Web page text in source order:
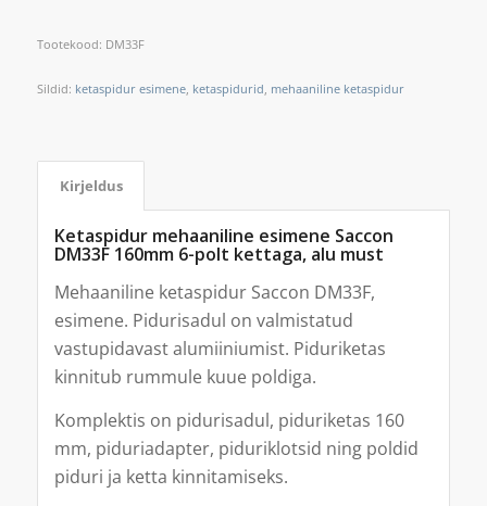
Tootekood: DM33F
Sildid: ketaspidur esimene, ketaspidurid mehaaniline ketaspidur
Kirjeldus
Ketaspidur mehaaniline esimene Saccon
DM33F 160mm 6-polt kettaga, alu must
Mehaaniline ketaspidur Saccon DM33F,
esimene. Pidurisadul on valmistatud
vastupidavast alumiiniumist. Piduriketas
kinnitub rummule kuue poldiga.
Komplektis on pidurisadul, piduriketas 160
mm, piduriadapter, piduriklotsid ning poldid
piduri ja ketta kinnitamiseks.